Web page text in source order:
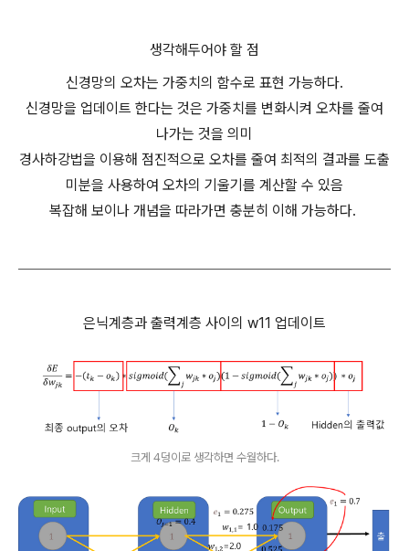
생각해두어야 할 점
신경망의 오차는 가중치의 함수로 표현 가능하다.
신경망을 업데이트 한다는 것은 가중치를 변화시켜 오차를 줄여
나가는 것을 의미
경사하강법을 이용해 점진적으로 오차를 줄여 최적의 결과를 도출
미분을 사용하여 오차의 기울기를 계산할 수 있음
복잡해 보이나 개념을 따라가면 충분히 이해 가능하다.
은닉계층과 출력계층 사이의 w11 업데이트
크게 4덩이로 생각하면 수월하다.